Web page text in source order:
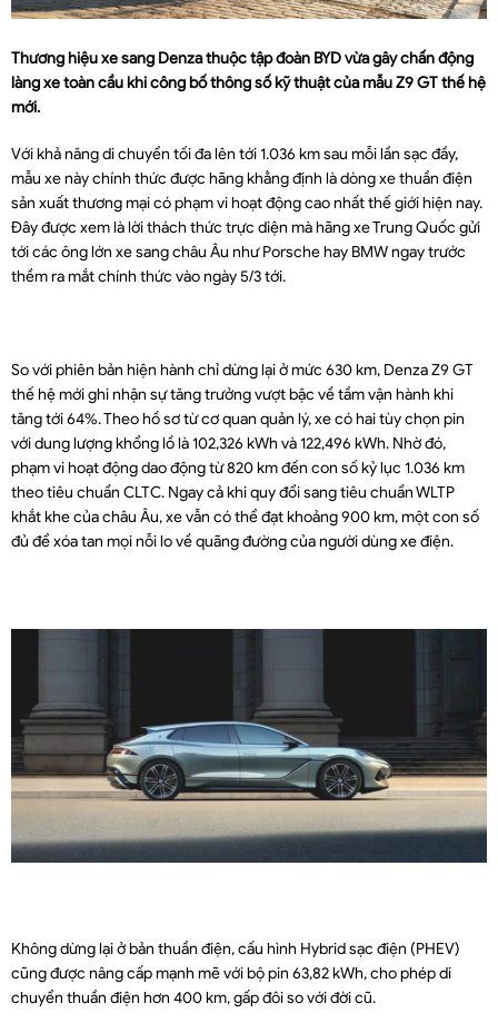
Thương hiệu xe sang Denza thuộc tập đoàn BYD vừa gây chấn động
làng xe toàn cầu khi công bố thông số kỹ thuật của mẫu Z9 GT thế hệ
mới.
Với khả năng di chuyển tối đa lên tới 1.036 km sau mỗi lần sạc đầy,
mẫu xe này chính thức được hãng khẳng định là dòng xe thuần điện
sản xuất thương mại có phạm vi hoạt động cao nhất thế giới hiện nay.
Đây được xem là lời thách thức trực diện mà hãng xe Trung Quốc gửi
tới các ông lớn xe sang châu Âu như Porsche hay BMW ngay trước
thềm ra mắt chính thức vào ngày 5/3 tới.
So với phiên bản hiện hành chỉ dừng lại ở mức 630 km, Denza Z9 GT
thế hệ mới ghi nhận sự tăng trưởng vượt bậc về tầm vận hành khi
tăng tới 64%. Theo hồ sơ từ cơ quan quản lý, xe có hai tùy chọn pin
với dung lượng khổng lồ là 102,326 kWh và 122,496 kWh. Nhờ đó,
phạm vi hoạt động dao động từ 820 km đến con số kỷ lục 1.036 km
theo tiêu chuẩn CLTC. Ngay cả khi quy đổi sang tiêu chuẩn WLTP
khắt khe của châu Âu, xe vẫn có thể đạt khoảng 900 km, một con số
đủ để xóa tan mọi nỗi lo về quãng đường của người dùng xe điện.
Không dừng lại ở bản thuần điện, cấu hình Hybrid sạc điện (PHEV)
cũng được nâng cấp mạnh mẽ với bộ pin 63,82 kWh, cho phép di
chuyển thuần điện hơn 400 km, gấp đôi so với đời cũ.